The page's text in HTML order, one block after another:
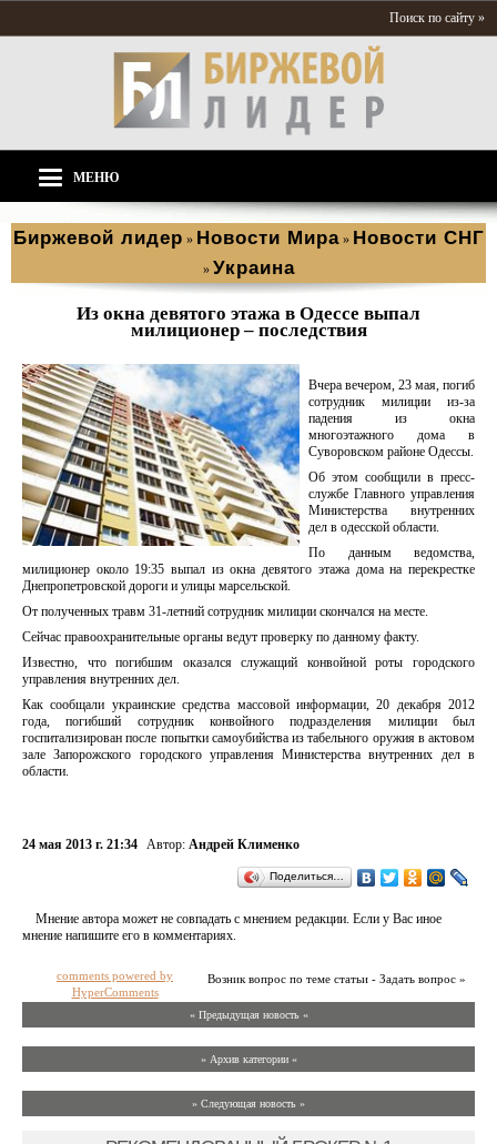
Поиск по сайту »
МЕНЮ
Биржевой лидер » Новости Мира » Новости СНГ
» Украина
Из окна девятого этажа в Одессе выпал
милиционер – последствия
Вчера вечером, 23 мая, погиб
сотрудник милиции из-за
падения из окна
многоэтажного дома в
Суворовском районе Одессы.
Об этом сообщили в пресс-
службе Главного управления
Министерства внутренних
дел в одесской области.
По данным ведомства,
милиционер около 19:35 выпал из окна девятого этажа дома на перекрестке
Днепропетровской дороги и улицы марсельской.
От полученных травм 31-летний сотрудник милиции скончался на месте.
Сейчас правоохранительные органы ведут проверку по данному факту.
Известно, что погибшим оказался служащий конвойной роты городского
управления внутренних дел.
Как сообщали украинские средства массовой информации, 20 декабря 2012
года, погибший сотрудник конвойного подразделения милиции был
госпитализирован после попытки самоубийства из табельного оружия в актовом
зале Запорожского городского управления Министерства внутренних дел в
области.
24 мая 2013 г. 21:34 Автор: Андрей Клименко
Поделиться…
Мнение автора может не совпадать с мнением редакции. Если у Вас иное
мнение напишите его в комментариях.
Возник вопрос по теме статьи - Задать вопрос »
comments powered by
HyperComments
« Предыдущая новость «
» Архив категории «
» Следующая новость »